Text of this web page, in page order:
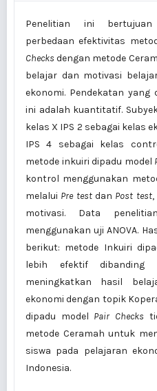
Penelitian ini
perbedaan efektivitas
Checks dengan metode
belajar dan motivasi
ekonomi. Pendekatan yang
ini adalah kuantitatif.
kelas X IPS 2 sebagai kelas
IPS 4 sebagai kelas
metode inkuiri dipadu model
kontrol menggunakan
melalui Pre testdan Post test,
motivasi. Data
menggunakan uji ANOVA.
berikut: metode Inkuiri
lebih efektif dibanding
meningkatkan hasil
ekonomi dengan topik
dipadu model Pair Checks
metode Ceramah untuk
siswa pada pelajaran
Indonesia.